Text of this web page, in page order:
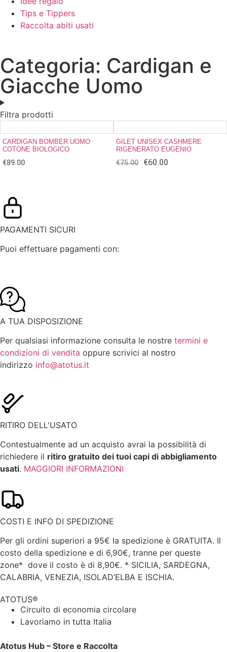
Tips e Tippers
Raccolta abiti usati
Categoria: Cardigan e
Giacche Uomo
Filtra prodotti
CARDIGAN BOMBER UOMO
COTONE BIOLOGICO
€89.00
GILET UNISEX CASHMERE
RIGENERATO EUGENIO
€75.00 €60.00
PAGAMENTI SICURI
Puoi effettuare pagamenti con:
A TUA DISPOSIZIONE
Per qualsiasi informazione consulta le nostre termini e
condizioni di vendita oppure scrivici al nostro
indirizzo info@atotus.it
RITIRO DELL'USATO
Contestualmente ad un acquisto avrai la possibilità di
richiedere il ritiro gratuito dei tuoi capi di abbigliamento
usati. MAGGIORI INFORMAZIONI
COSTI E INFO DI SPEDIZIONE
Per gli ordini superiori a 95€ la spedizione è GRATUITA. Il
costo della spedizione e di 6,90€, tranne per queste
zone* dove il costo è di 8,90€. * SICILIA, SARDEGNA,
CALABRIA, VENEZIA, ISOLAD’ELBA E ISCHIA.
ATOTUS®
Circuito di economia circolare
Lavoriamo in tutta Italia
Atotus Hub – Store e Raccolta